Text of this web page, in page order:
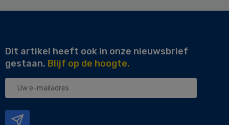
Dit artikel heeft ook in onze nieuwsbrief
gestaan. Blijf op de hoogte.
Uw